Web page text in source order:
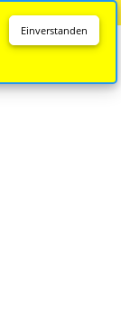
Einverstanden